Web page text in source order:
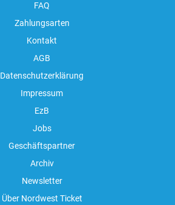
FAQ
Zahlungsarten
Kontakt
AGB
Datenschutzerklärung
Impressum
EzB
Jobs
Geschäftspartner
Archiv
Newsletter
Über Nordwest Ticket